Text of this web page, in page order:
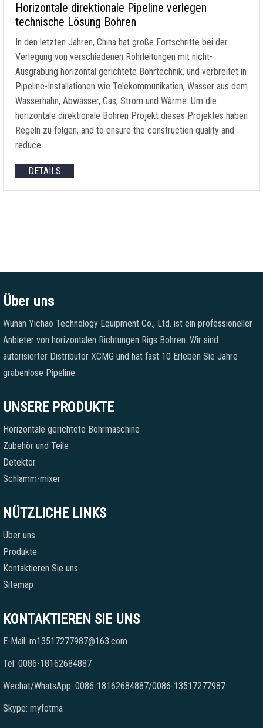
Horizontale direktionale Pipeline verlegen
technische Lösung Bohren
In den letzten Jahren, China hat große Fortschritte bei der
Verlegung von verschiedenen Rohrleitungen mit nicht-
Ausgrabung horizontal gerichtete Bohrtechnik, und verbreitet in
Pipeline-Installationen wie Telekommunikation, Wasser aus dem
Wasserhahn, Abwasser, Gas, Strom und Wärme. Um die
horizontale direktionale Bohren Projekt dieses Projektes haben
Regeln zu folgen, and to ensure the construction quality and
reduce …
DETAILS
Über uns
Wuhan Yichao Technology Equipment Co., Ltd. ist ein professioneller
Anbieter von horizontalen Richtungen Rigs Bohren. Wir sind
autorisierter Distributor XCMG und hat fast 10 Erleben Sie Jahre
grabenlose Pipeline.
UNSERE PRODUKTE
Horizontale gerichtete Bohrmaschine
Zubehör und Teile
Detektor
Schlamm-mixer
NÜTZLICHE LINKS
Über uns
Produkte
Kontaktieren Sie uns
Sitemap
KONTAKTIEREN SIE UNS
E-Mail: m13517277987@163.com
Tel: 0086-18162684887
Wechat/WhatsApp: 0086-18162684887/0086-13517277987
Skype: myfotma